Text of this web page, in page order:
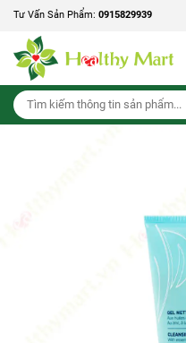
Tư Vấn Sản Phẩm: 0915829939